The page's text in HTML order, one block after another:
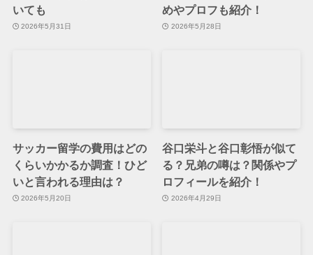
いても
2026年5月31日
めやプロフも紹介！
2026年5月28日
サッカー留学の費用はどの
くらいかかるか調査！ひど
いと言われる理由は？
2026年5月20日
谷口栄斗と谷口彰悟が似て
る？兄弟の噂は？関係やプ
ロフィールを紹介！
2026年4月29日